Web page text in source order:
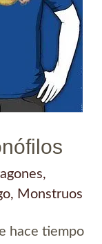
,
, Monstruos
hace tiempo